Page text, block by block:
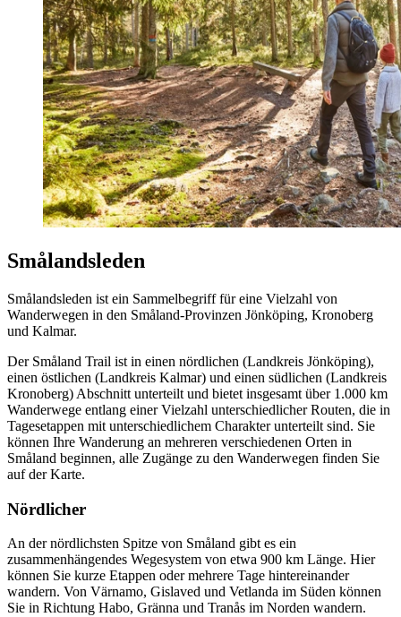
Smålandsleden
Smålandsleden ist ein Sammelbegriff für eine Vielzahl von
Wanderwegen in den Småland-Provinzen Jönköping, Kronoberg
und Kalmar.
Der Småland Trail ist in einen nördlichen (Landkreis Jönköping),
einen östlichen (Landkreis Kalmar) und einen südlichen (Landkreis
Kronoberg) Abschnitt unterteilt und bietet insgesamt über 1.000 km
Wanderwege entlang einer Vielzahl unterschiedlicher Routen, die in
Tagesetappen mit unterschiedlichem Charakter unterteilt sind. Sie
können Ihre Wanderung an mehreren verschiedenen Orten in
Småland beginnen, alle Zugänge zu den Wanderwegen finden Sie
auf der Karte.
Nördlicher
An der nördlichsten Spitze von Småland gibt es ein
zusammenhängendes Wegesystem von etwa 900 km Länge. Hier
können Sie kurze Etappen oder mehrere Tage hintereinander
wandern. Von Värnamo, Gislaved und Vetlanda im Süden können
Sie in Richtung Habo, Gränna und Tranås im Norden wandern.